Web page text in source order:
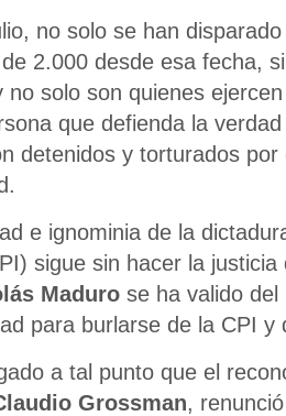
no solo se han
2.000 desde esa fecha,
no solo son quienes
que defienda la
detenidos y torturados
e ignominia de la
sigue sin hacer la
Maduro se ha valido del
para burlarse de la CPI y
a tal punto que el
Grossman,